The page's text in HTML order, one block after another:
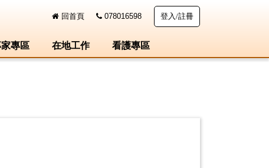
回首頁 078016598 登入/註冊
專區 在地工作 看護專區